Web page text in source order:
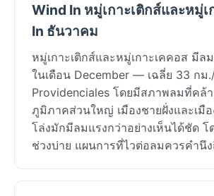
Wind In หมู่เกาะเติกส์และหมู่เ
In ธันวาคม
หมู่เกาะเติกส์และหมู่เกาะเคคอส มีล
ในเดือน December — เฉลี่ย 33 กม
Providenciales โดยมีสภาพลมที่คล้
ภูมิภาคส่วนใหญ่ เมืองชายฝั่งและเมื
โล่งมักมีลมแรงกว่าอย่างเห็นได้ชัด โ
ช่วงบ่าย แผนการที่ไวต่อลมควรคำนึง